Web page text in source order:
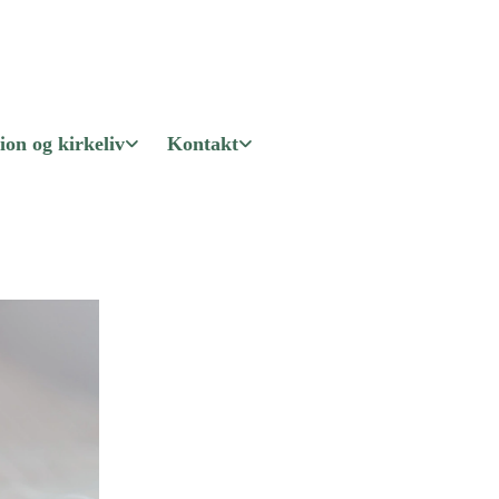
og kirkeliv Kontakt